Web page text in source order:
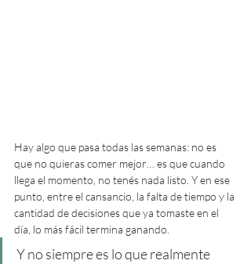
Hay algo que pasa todas las semanas: no es
que no quieras comer mejor… es que cuando
llega el momento, no tenés nada listo. Y en ese
punto, entre el cansancio, la falta de tiempo y la
cantidad de decisiones que ya tomaste en el
día, lo más fácil termina ganando.
Y no siempre es lo que realmente